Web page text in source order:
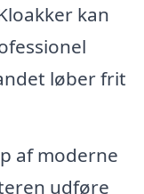
kan
løber frit
af moderne
udføre